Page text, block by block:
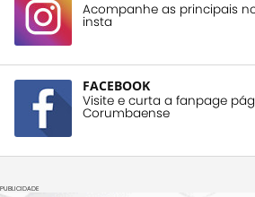
Acompanhe as principais
insta
FACEBOOK
Visite e curta a fanpage
Corumbaense
PUBLICIDADE